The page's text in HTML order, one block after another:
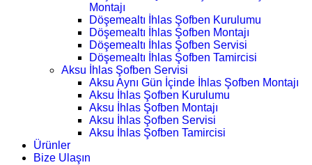
Montajı
Döşemealtı İhlas Şofben Kurulumu
Döşemealtı İhlas Şofben Montajı
Döşemealtı İhlas Şofben Servisi
Döşemealtı İhlas Şofben Tamircisi
Aksu İhlas Şofben Servisi
Aksu Aynı Gün İçinde İhlas Şofben Montajı
Aksu İhlas Şofben Kurulumu
Aksu İhlas Şofben Montajı
Aksu İhlas Şofben Servisi
Aksu İhlas Şofben Tamircisi
Ürünler
Bize Ulaşın